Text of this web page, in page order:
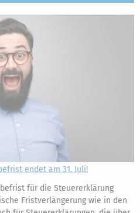
endet am 31. Juli!
für die Steuererklärung
Fristverlängerung wie in den